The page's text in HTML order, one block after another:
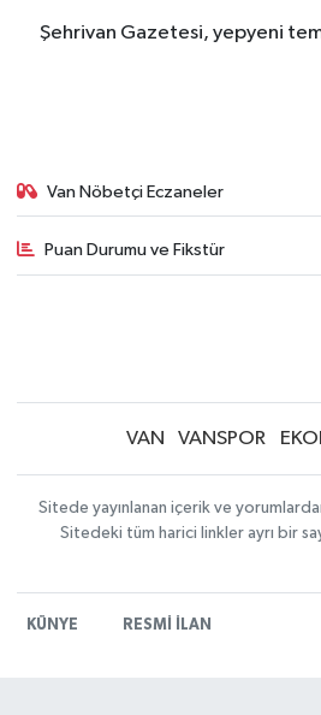
Şehrivan Gazetesi, yepyeni
Van Nöbetçi Eczaneler
Puan Durumu ve Fikstür
VAN VANSPOR
Sitede yayınlanan içerik ve
Sitedeki tüm harici linkler ayrı bir
KÜNYE RESMİ İLAN